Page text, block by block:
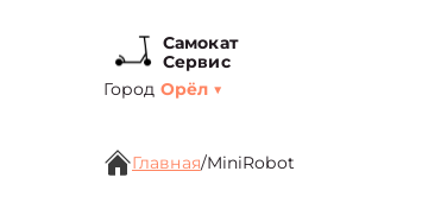
Самокат
Сервис
Город Орёл ▼
Главная/MiniRobot